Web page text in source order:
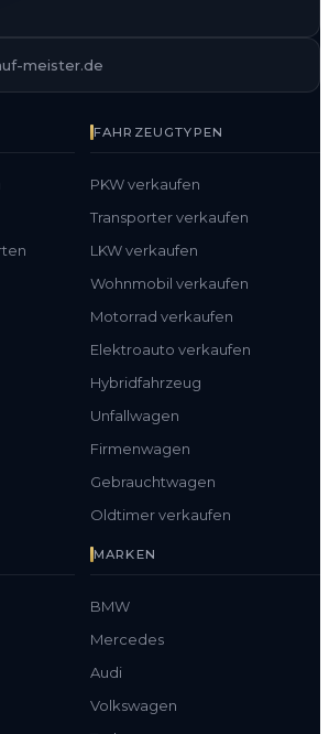
meister.de
FAHRZEUGTYPEN
PKW verkaufen
Transporter verkaufen
LKW verkaufen
Wohnmobil verkaufen
Motorrad verkaufen
Elektroauto verkaufen
Hybridfahrzeug
Unfallwagen
Firmenwagen
Gebrauchtwagen
Oldtimer verkaufen
MARKEN
BMW
Mercedes
Audi
Volkswagen